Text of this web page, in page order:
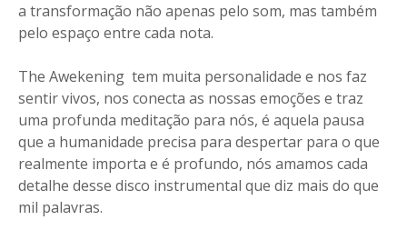
a transformação não apenas pelo som, mas também
pelo espaço entre cada nota.
The Awekening tem muita personalidade e nos faz
sentir vivos, nos conecta as nossas emoções e traz
uma profunda meditação para nós, é aquela pausa
que a humanidade precisa para despertar para o que
realmente importa e é profundo, nós amamos cada
detalhe desse disco instrumental que diz mais do que
mil palavras.